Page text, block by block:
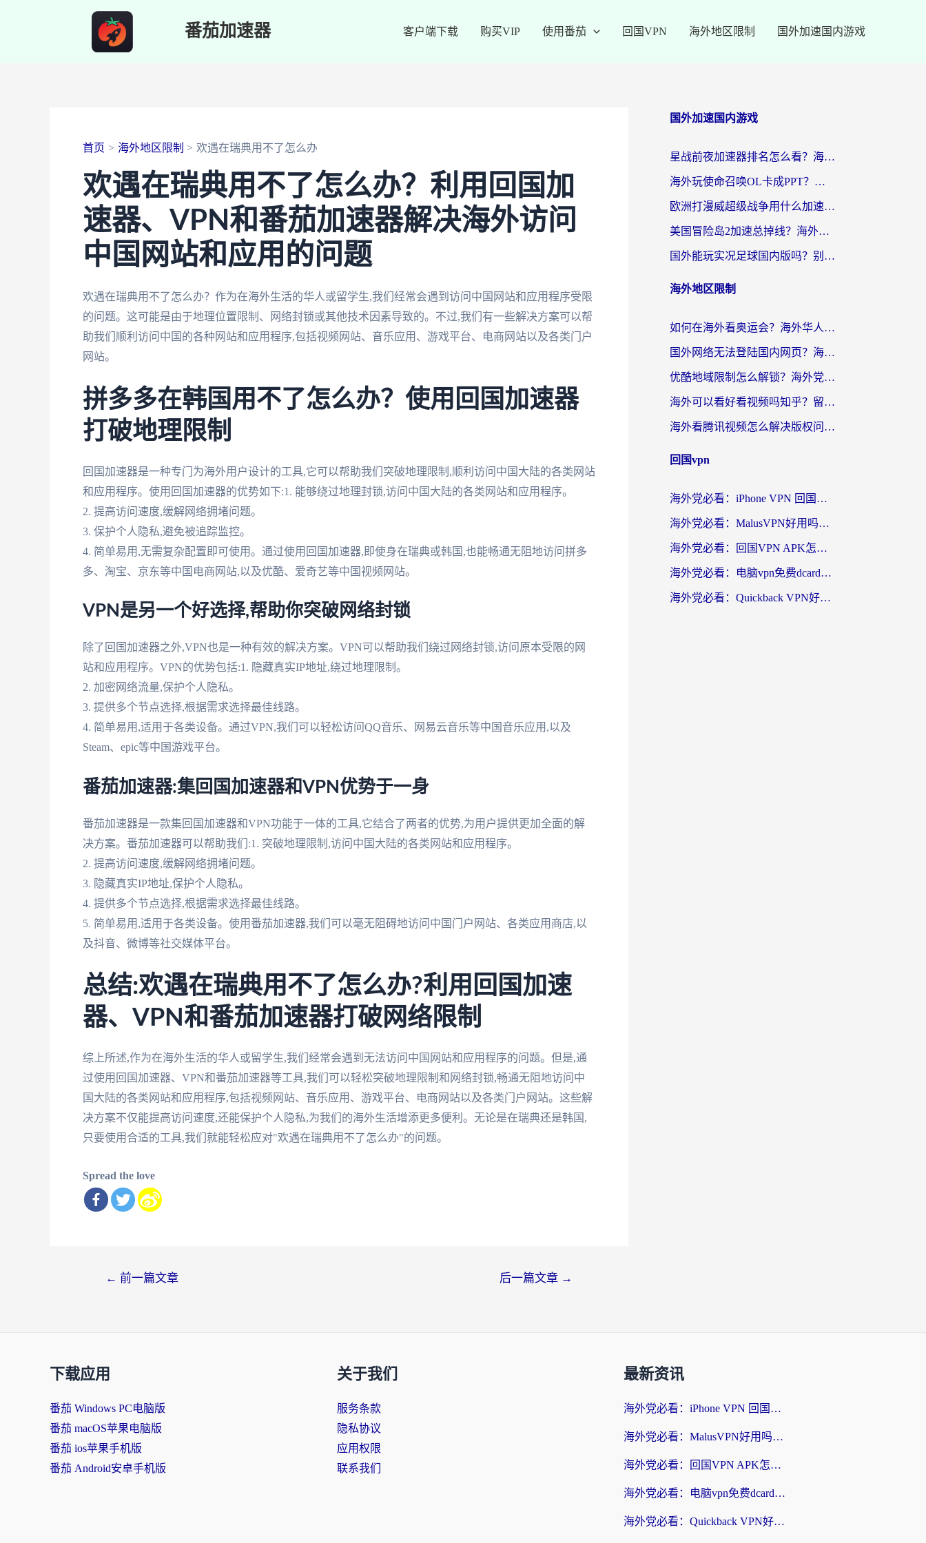
番茄加速器 客户端下载 购买VIP 使用番茄 回国VPN 海外地区限制 国外加速国内游戏
首页 海外地区限制 欢遇在瑞典用不了怎么办
欢遇在瑞典用不了怎么办？利用回国加
速器、VPN和番茄加速器解决海外访问
中国网站和应用的问题
欢遇在瑞典用不了怎么办？作为在海外生活的华人或留学生,我们经常会遇到访问中国网站和应用程序受限
的问题。这可能是由于地理位置限制、网络封锁或其他技术因素导致的。不过,我们有一些解决方案可以帮
助我们顺利访问中国的各种网站和应用程序,包括视频网站、音乐应用、游戏平台、电商网站以及各类门户
网站。
拼多多在韩国用不了怎么办？使用回国加速器
打破地理限制
回国加速器是一种专门为海外用户设计的工具,它可以帮助我们突破地理限制,顺利访问中国大陆的各类网站
和应用程序。使用回国加速器的优势如下:1. 能够绕过地理封锁,访问中国大陆的各类网站和应用程序。
2. 提高访问速度,缓解网络拥堵问题。
3. 保护个人隐私,避免被追踪监控。
4. 简单易用,无需复杂配置即可使用。通过使用回国加速器,即使身在瑞典或韩国,也能畅通无阻地访问拼多
多、淘宝、京东等中国电商网站,以及优酷、爱奇艺等中国视频网站。
VPN是另一个好选择,帮助你突破网络封锁
除了回国加速器之外,VPN也是一种有效的解决方案。VPN可以帮助我们绕过网络封锁,访问原本受限的网
站和应用程序。VPN的优势包括:1. 隐藏真实IP地址,绕过地理限制。
2. 加密网络流量,保护个人隐私。
3. 提供多个节点选择,根据需求选择最佳线路。
4. 简单易用,适用于各类设备。通过VPN,我们可以轻松访问QQ音乐、网易云音乐等中国音乐应用,以及
Steam、epic等中国游戏平台。
番茄加速器:集回国加速器和VPN优势于一身
番茄加速器是一款集回国加速器和VPN功能于一体的工具,它结合了两者的优势,为用户提供更加全面的解
决方案。番茄加速器可以帮助我们:1. 突破地理限制,访问中国大陆的各类网站和应用程序。
2. 提高访问速度,缓解网络拥堵问题。
3. 隐藏真实IP地址,保护个人隐私。
4. 提供多个节点选择,根据需求选择最佳线路。
5. 简单易用,适用于各类设备。使用番茄加速器,我们可以毫无阻碍地访问中国门户网站、各类应用商店,以
及抖音、微博等社交媒体平台。
总结:欢遇在瑞典用不了怎么办?利用回国加速
器、VPN和番茄加速器打破网络限制
综上所述,作为在海外生活的华人或留学生,我们经常会遇到无法访问中国网站和应用程序的问题。但是,通
过使用回国加速器、VPN和番茄加速器等工具,我们可以轻松突破地理限制和网络封锁,畅通无阻地访问中
国大陆的各类网站和应用程序,包括视频网站、音乐应用、游戏平台、电商网站以及各类门户网站。这些解
决方案不仅能提高访问速度,还能保护个人隐私,为我们的海外生活增添更多便利。无论是在瑞典还是韩国,
只要使用合适的工具,我们就能轻松应对"欢遇在瑞典用不了怎么办"的问题。
Spread the love
← 前一篇文章 后一篇文章 →
国外加速国内游戏
星战前夜加速器排名怎么看？海外玩家国服游戏畅玩终极指南（附欧洲玩跑跑我的起源解决方案）
海外玩使命召唤OL卡成PPT？苹果用户必看：使命召唤OL国外加速器下载苹果版指南
欧洲打漫威超级战争用什么加速器？3个海外游戏卡顿问题一次解决（附实测推荐）
美国冒险岛2加速总掉线？海外玩家必看的国服游戏加速器选择指南
国外能玩实况足球国内版吗？别再卡成PPT！海外党国服游戏加速全攻略
海外地区限制
如何在海外看奥运会？海外华人必看的体育赛事直播终极指南
国外网络无法登陆国内网页？海外党必看：选对回国加速器实现无缝访问
优酷地域限制怎么解锁？海外党亲测有效的追剧自由指南
海外可以看好看视频吗知乎？留学生亲测有效的回国追剧解决方案
海外看腾讯视频怎么解决版权问题呢？3步让你轻松解锁国内影视自由
回国vpn
海外党必看：iPhone VPN 回国怎么选？一篇搞定无缝访问国内资源
海外党必看：MalusVPN好用吗？和畅游VPN对比哪个回国效果更好？附穿梭飞鱼神龟真实体验
海外党必看：回国VPN APK怎么选？3步教你无缝刷国内剧玩国服
海外党必看：电脑vpn免费dcard真的靠谱吗？教你选对回国加速器无缝访问国内资源
海外党必看：Quickback VPN好用吗？和小黑牛VPN对比哪个回国效果更好？附真实体验+避坑指南
下载应用
番茄 Windows PC电脑版
番茄 macOS苹果电脑版
番茄 ios苹果手机版
番茄 Android安卓手机版
关于我们
服务条款
隐私协议
应用权限
联系我们
最新资讯
海外党必看：iPhone VPN 回国怎么选？一篇搞定无缝访问国内资源
海外党必看：MalusVPN好用吗？和畅游VPN对比哪个回国效果更好？附穿梭飞鱼神龟真实体验
海外党必看：回国VPN APK怎么选？3步教你无缝刷国内剧玩国服
海外党必看：电脑vpn免费dcard真的靠谱吗？教你选对回国加速器无缝访问国内资源
海外党必看：Quickback VPN好用吗？和小黑牛VPN对比哪个回国效果更好？附真实体验+避坑指南